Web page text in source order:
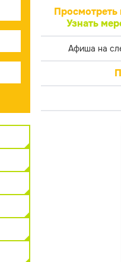
Просмотреть
Узнать
Афиша на